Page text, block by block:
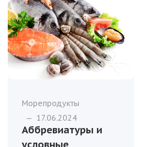
Морепродукты
— 17.06.2024
Аббревиатуры и
условные